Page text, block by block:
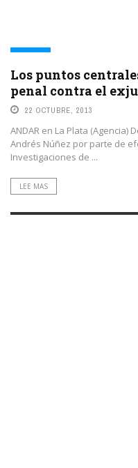
Los puntos
penal contra el
22 OCTUBRE, 2013
ANDAR en La Plata
Andrés Núñez por parte de
Investigaciones de ...
LEE MAS